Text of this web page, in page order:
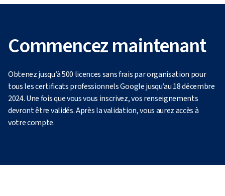
Commencez maintenant
Obtenez jusqu’à 500 licences sans frais par organisation pour
tous les certificats professionnels Google jusqu’au 18 décembre
2024. Une fois que vous vous inscrivez, vos renseignements
devront être validés. Après la validation, vous aurez accès à
votre compte.